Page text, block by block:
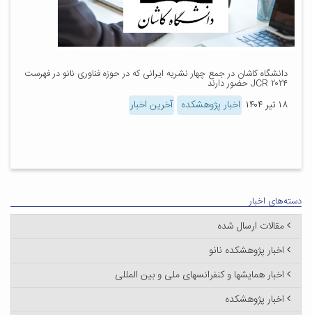
دانشگاه کاشان در جمع چهار نشریه ایرانی که در حوزه فناوری نانو در فهرست
JCR ۲۰۲۴ حضور دارند
۱۸ تیر ۱۴۰۴ اخبار پژوهشکده آخرین اخبار
دسته‌های اخبار
مقالات ارسال شده
اخبار پژوهشکده نانو
اخبار همایشها و کنفرانسهای ملی و بین المللی
اخبار پژوهشکده